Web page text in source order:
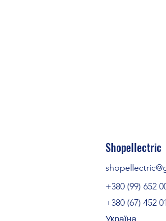
Shopellectric
+380 (99) 652
+380 (67) 452